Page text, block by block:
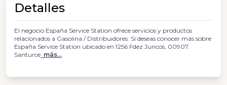
Detalles
El negocio España Service Station ofrece servicios y productos
relacionados a Gasolina / Distribuidores. Si deseas conocer más sobre
España Service Station ubicado en 1256 Fdez Juncos, 00907.
Santurce más...